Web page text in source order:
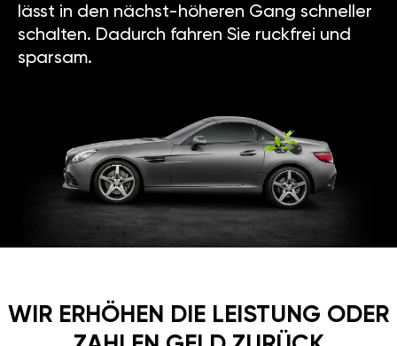
lässt in den nächst-höheren Gang schneller
schalten. Dadurch fahren Sie ruckfrei und
sparsam.
WIR ERHÖHEN DIE LEISTUNG ODER